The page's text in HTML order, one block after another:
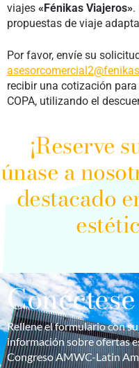
viajes «Fénikas Viajeros».
propuestas de viaje
Por favor, envíe su
recibir una cotización
COPA, utilizando el
¡Reserve
únase a
destacado
Rellene el formulario con s
información sobre ofertas
Congreso AMWC-Latin